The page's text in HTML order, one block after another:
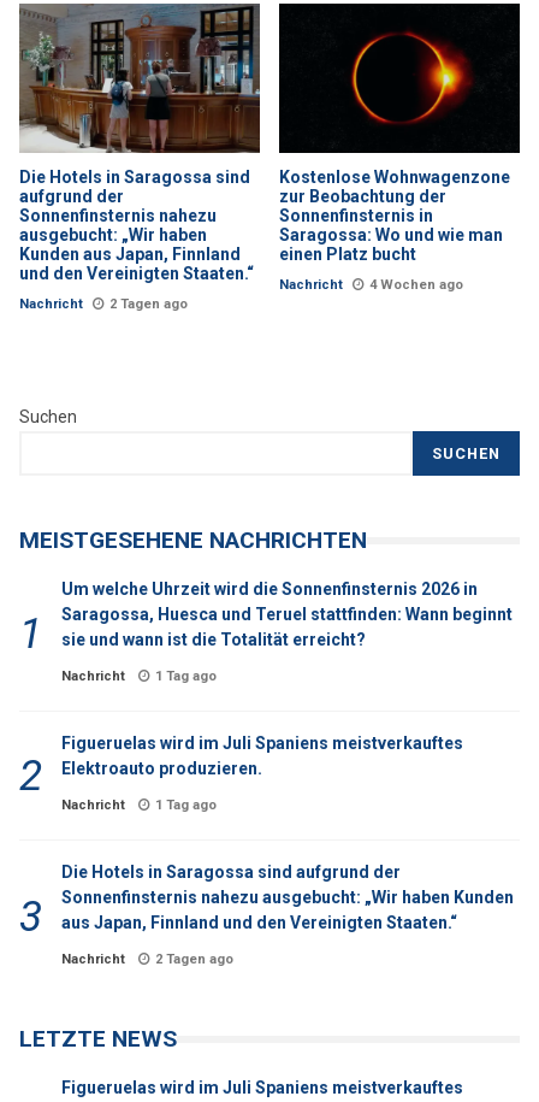
Die Hotels in Saragossa sind
aufgrund der
Sonnenfinsternis nahezu
ausgebucht: „Wir haben
Kunden aus Japan, Finnland
und den Vereinigten Staaten.“
Nachricht 2 Tagen ago
Kostenlose Wohnwagenzone
zur Beobachtung der
Sonnenfinsternis in
Saragossa: Wo und wie man
einen Platz bucht
Nachricht 4 Wochen ago
Suchen
SUCHEN
MEISTGESEHENE NACHRICHTEN
Um welche Uhrzeit wird die Sonnenfinsternis 2026 in
Saragossa, Huesca und Teruel stattfinden: Wann beginnt
sie und wann ist die Totalität erreicht?
Nachricht 1 Tag ago
Figueruelas wird im Juli Spaniens meistverkauftes
Elektroauto produzieren.
Nachricht 1 Tag ago
Die Hotels in Saragossa sind aufgrund der
Sonnenfinsternis nahezu ausgebucht: „Wir haben Kunden
aus Japan, Finnland und den Vereinigten Staaten.“
Nachricht 2 Tagen ago
LETZTE NEWS
Figueruelas wird im Juli Spaniens meistverkauftes